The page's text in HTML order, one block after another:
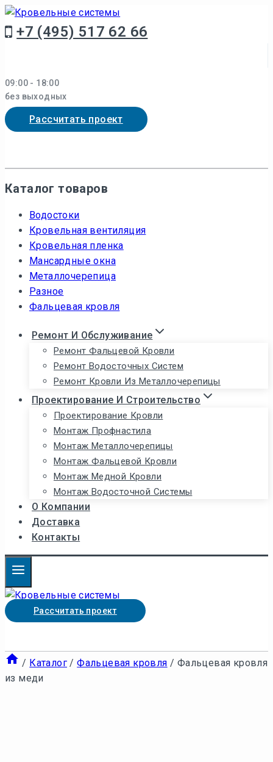
Перейти
к
контенту
+7 (495) 517 62 66
09:00 - 18:00
без выходных
Рассчитать проект
Каталог товаров
Водостоки
Кровельная вентиляция
Кровельная пленка
Мансардные окна
Металлочерепица
Разное
Фальцевая кровля
Ремонт И Обслуживание
Ремонт Фальцевой Кровли
Ремонт Водосточных Систем
Ремонт Кровли Из Металлочерепицы
Проектирование И Строительство
Проектирование Кровли
Монтаж Профнастила
Монтаж Металлочерепицы
Монтаж Фальцевой Кровли
Монтаж Медной Кровли
Монтаж Водосточной Системы
О Компании
Доставка
Контакты
Рассчитать проект
/ Каталог / Фальцевая кровля / Фальцевая кровля
из меди